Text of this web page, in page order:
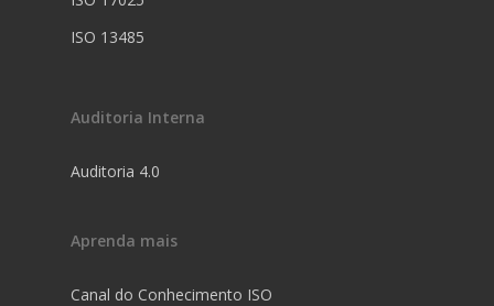
ISO 13485
Auditoria Interna
Auditoria 4.0
Aprenda mais
Canal do Conhecimento ISO